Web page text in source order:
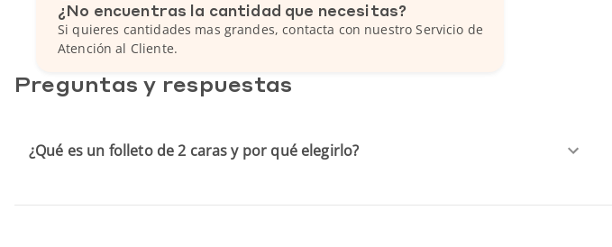
¿No encuentras la cantidad que necesitas?
Si quieres cantidades mas grandes, contacta con nuestro Servicio de
Atención al Cliente.
Preguntas y respuestas
¿Qué es un folleto de 2 caras y por qué elegirlo?